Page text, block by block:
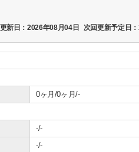
新日：2026年08月04日 次回更新予定日
0ヶ月/0ヶ月/-
-/-
-/-